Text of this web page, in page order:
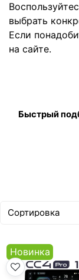
выбрать
Если
на сайте.
Быстрый
Новинка